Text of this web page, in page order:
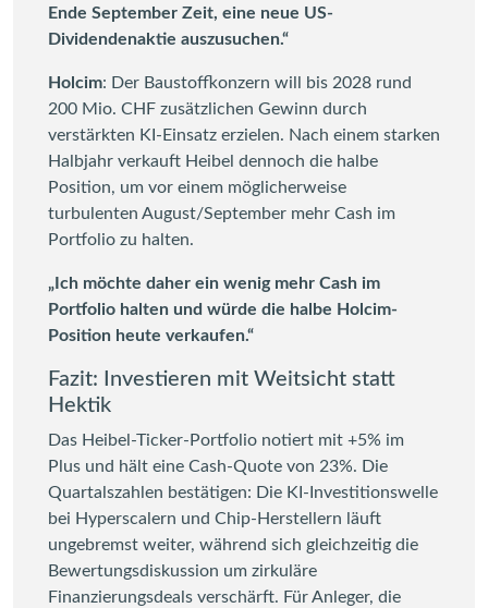
Ende September Zeit, eine neue US-
Dividendenaktie auszusuchen.“
Holcim: Der Baustoffkonzern will bis 2028 rund
200 Mio. CHF zusätzlichen Gewinn durch
verstärkten KI-Einsatz erzielen. Nach einem starken
Halbjahr verkauft Heibel dennoch die halbe
Position, um vor einem möglicherweise
turbulenten August/September mehr Cash im
Portfolio zu halten.
„Ich möchte daher ein wenig mehr Cash im
Portfolio halten und würde die halbe Holcim-
Position heute verkaufen.“
Fazit: Investieren mit Weitsicht statt
Hektik
Das Heibel-Ticker-Portfolio notiert mit +5% im
Plus und hält eine Cash-Quote von 23%. Die
Quartalszahlen bestätigen: Die KI-Investitionswelle
bei Hyperscalern und Chip-Herstellern läuft
ungebremst weiter, während sich gleichzeitig die
Bewertungsdiskussion um zirkuläre
Finanzierungsdeals verschärft. Für Anleger, die